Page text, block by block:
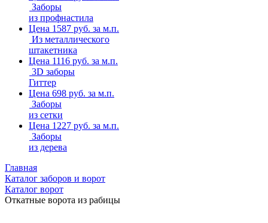
Заборы
из профнастила
Цена 1587 руб. за м.п.
Из металлического
штакетника
Цена 1116 руб. за м.п.
3D заборы
Гиттер
Цена 698 руб. за м.п.
Заборы
из сетки
Цена 1227 руб. за м.п.
Заборы
из дерева
Главная
Каталог заборов и ворот
Каталог ворот
Откатные ворота из рабицы